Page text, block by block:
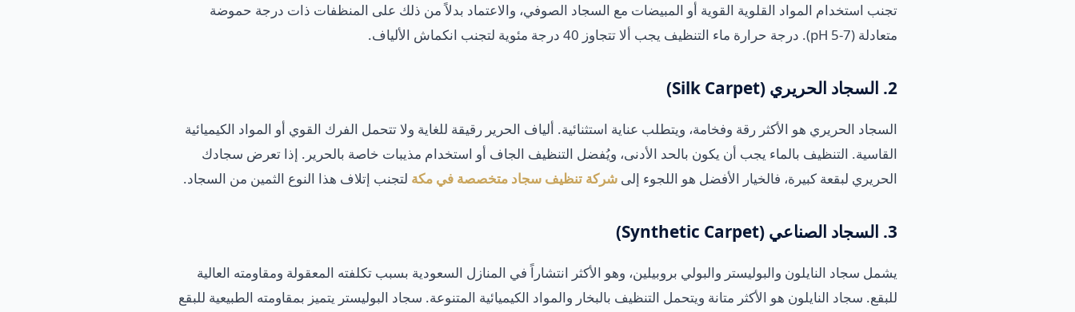
تجنب استخدام المواد القلوية القوية أو المبيضات مع السجاد الصوفي، والاعتماد بدلاً من ذلك على المنظفات ذات درجة حموضة
متعادلة (pH 5-7). درجة حرارة ماء التنظيف يجب ألا تتجاوز 40 درجة مئوية لتجنب انكماش الألياف.
2. السجاد الحريري (Silk Carpet)
السجاد الحريري هو الأكثر رقة وفخامة، ويتطلب عناية استثنائية. ألياف الحرير رقيقة للغاية ولا تتحمل الفرك القوي أو المواد الكيميائية
القاسية. التنظيف بالماء يجب أن يكون بالحد الأدنى، ويُفضل التنظيف الجاف أو استخدام مذيبات خاصة بالحرير. إذا تعرض سجادك
الحريري لبقعة كبيرة، فالخيار الأفضل هو اللجوء إلى شركة تنظيف سجاد متخصصة في مكة لتجنب إتلاف هذا النوع الثمين من السجاد.
3. السجاد الصناعي (Synthetic Carpet)
يشمل سجاد النايلون والبوليستر والبولي بروبيلين، وهو الأكثر انتشاراً في المنازل السعودية بسبب تكلفته المعقولة ومقاومته العالية
للبقع. سجاد النايلون هو الأكثر متانة ويتحمل التنظيف بالبخار والمواد الكيميائية المتنوعة. سجاد البوليستر يتميز بمقاومته الطبيعية للبقع